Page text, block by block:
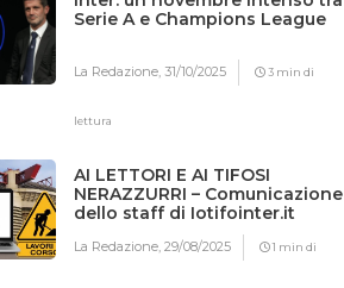
Serie A e Champions League
La Redazione,31/10/2025 3 min di
lettura
AI LETTORI E AI TIFOSI
NERAZZURRI – Comunicazione
dello staff di Iotifointer.it
La Redazione,29/08/2025 1 min di